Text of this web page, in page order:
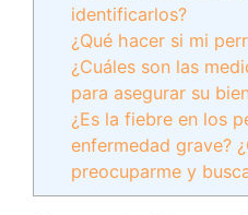
identificarlos?
¿Qué hacer si mi
¿Cuáles son las
para asegurar su
¿Es la fiebre en los
enfermedad grave?
preocuparme y